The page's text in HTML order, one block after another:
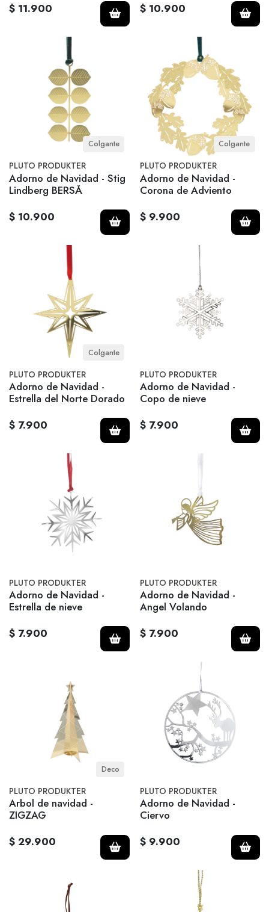
$ 11.900
$ 10.900
Colgante
PLUTO PRODUKTER
Adorno de Navidad - Stig
Lindberg BERSÅ
$ 10.900
Colgante
PLUTO PRODUKTER
Adorno de Navidad -
Corona de Adviento
$ 9.900
Colgante
PLUTO PRODUKTER
Adorno de Navidad -
Estrella del Norte Dorado
$ 7.900
PLUTO PRODUKTER
Adorno de Navidad -
Copo de nieve
$ 7.900
PLUTO PRODUKTER
Adorno de Navidad -
Estrella de nieve
$ 7.900
PLUTO PRODUKTER
Adorno de Navidad -
Angel Volando
$ 7.900
Deco
PLUTO PRODUKTER
Arbol de navidad -
ZIGZAG
$ 29.900
PLUTO PRODUKTER
Adorno de Navidad -
Ciervo
$ 9.900